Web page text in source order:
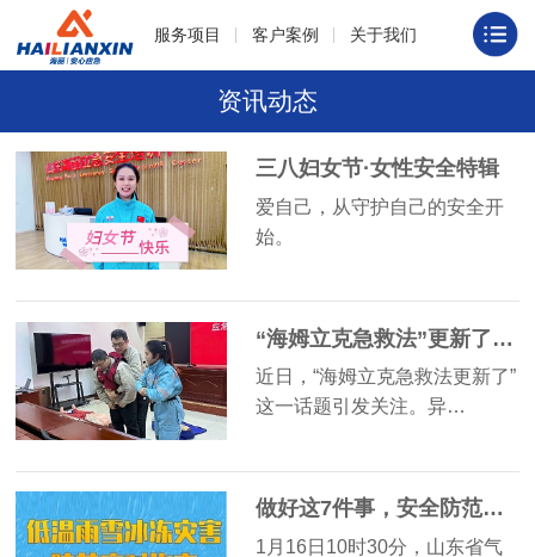
服务项目 客户案例 关于我们
资讯动态
三八妇女节·女性安全特辑
爱自己，从守护自己的安全开
始。
“海姆立克急救法”更新了！海丽喊你一起来学习
近日，“海姆立克急救法更新了”
这一话题引发关注。异…
做好这7件事，安全防范雨雪冰冻灾害！
1月16日10时30分，山东省气